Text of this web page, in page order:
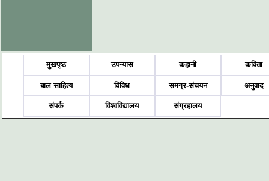
मुखपृष्ठ उपन्यास कहानी कविता
बाल साहित्य विविध समग्र-संचयन अनुवाद
संपर्क विश्वविद्यालय संग्रहालय